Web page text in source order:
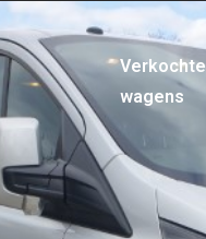
Verkochte
wagens